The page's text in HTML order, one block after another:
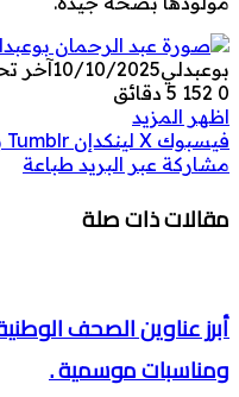
بوعبدلي10/10/2025آخر تحديث:
0
5 دقائق
اظهر المزيد
فيسبوك ‫X لينكدإن
مشاركة عبر البريد طباعة
مقالات ذات صلة
أبرز عناوين الصحف
ومناسبات موسمية .